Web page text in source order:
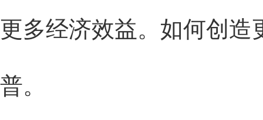
更多经济效益。如何创
普。